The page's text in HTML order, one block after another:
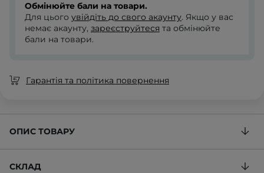
Обмінюйте бали на товари.
Для цього увійдіть до свого акаунту. Якщо у вас
немає акаунту, зареєструйтеся та обмінюйте
бали на товари.
Гарантія та політика повернення
ОПИС ТОВАРУ
СКЛАД